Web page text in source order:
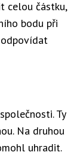
celou částku,
bodu při
Ty
Na druhou
uhradit.